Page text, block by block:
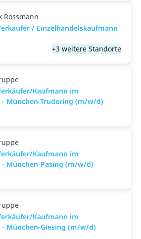
Rossmann
/ Einzelhandelskaufmann
+3 weitere Standorte
Kaufmann im
- München-Trudering (m/w/d)
Kaufmann im
- München-Pasing (m/w/d)
Kaufmann im
- München-Giesing (m/w/d)